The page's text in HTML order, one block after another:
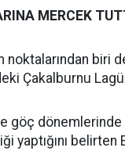
MERCEK
noktalarından biri
Çakalburnu
göç dönemlerinde
yaptığını belirten